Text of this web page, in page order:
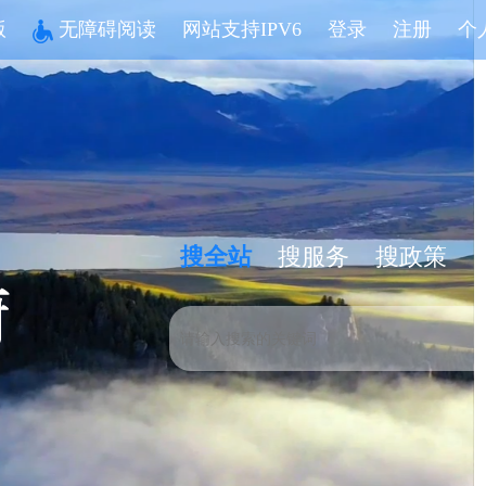
无障碍阅读 网站支持IPV6 登录 注册 个
搜全站 搜服务 搜政策